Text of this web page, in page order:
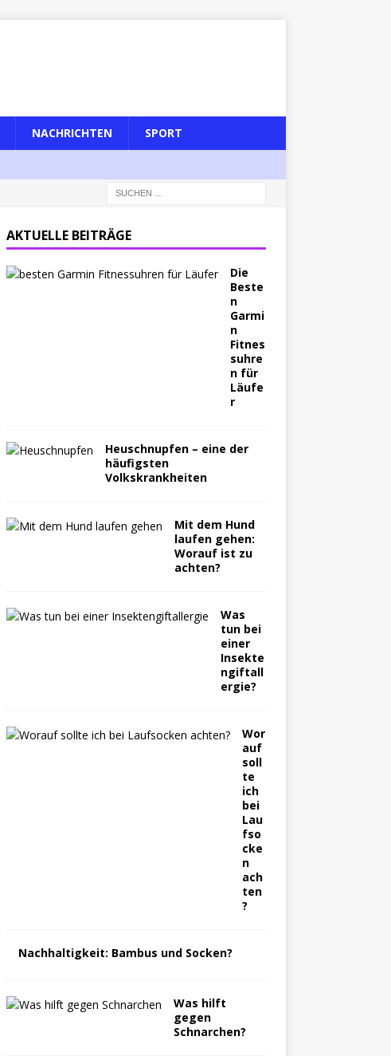
NACHRICHTEN SPORT
AKTUELLE BEITRÄGE
Die
Beste
n
Garmi
n
Fitnes
suhre
n für
Läufe
r
Heuschnupfen – eine der
häufigsten
Volkskrankheiten
Mit dem Hund
laufen gehen:
Worauf ist zu
achten?
Was
tun bei
einer
Insekte
ngiftall
ergie?
Wor
auf
soll
te
ich
bei
Lau
fso
cke
n
ach
ten
?
Nachhaltigkeit: Bambus und Socken?
Was hilft
gegen
Schnarchen?